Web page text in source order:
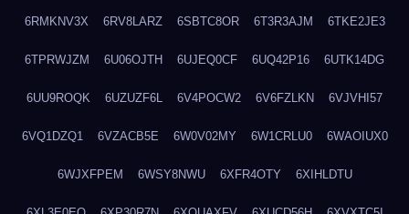
6RMKNV3X 6RV8LARZ 6SBTC8OR 6T3R3AJM 6TKE2JE3
6TPRWJZM 6U06OJTH 6UJEQ0CF 6UQ42P16 6UTK14DG
6UU9ROQK 6UZUZF6L 6V4POCW2 6V6FZLKN 6VJVHI57
6VQ1DZQ1 6VZACB5E 6W0V02MY 6W1CRLU0 6WAOIUX0
6WJXFPEM 6WSY8NWU 6XFR4OTY 6XIHLDTU